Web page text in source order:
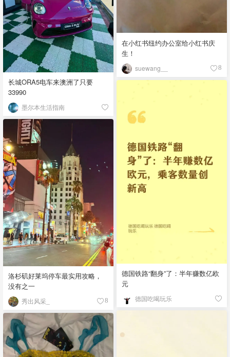
在小红书纽约办公室给小红书庆
生！
suewang__ 8
长城ORA5电车来澳洲了只要
33990
墨尔本生活指南
德国铁路“翻身”了：半年赚数亿欧
元
德国吃喝玩乐
洛杉矶好莱坞停车最实用攻略，
没有之一
秀出风采_ 8